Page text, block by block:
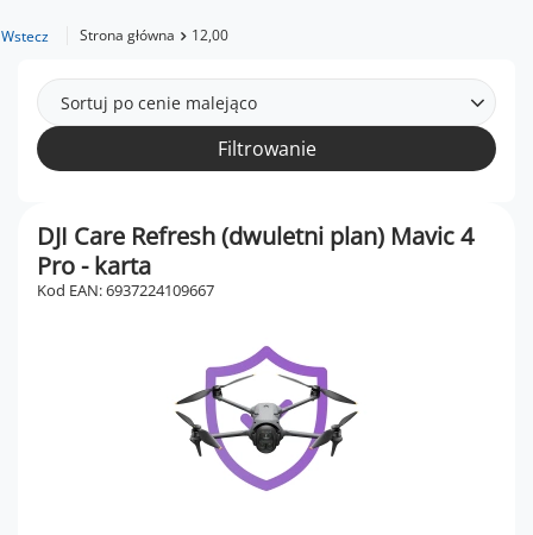
Wstecz Strona główna 12,00
Sortuj po cenie malejąco
Filtrowanie
DJI Care Refresh (dwuletni plan) Mavic 4
Pro - karta
Kod EAN: 6937224109667